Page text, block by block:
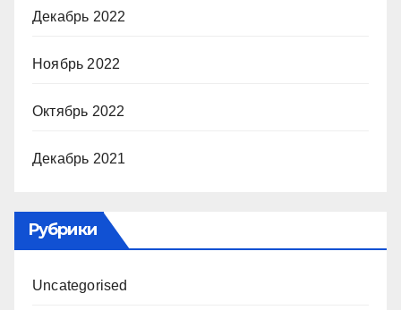
Декабрь 2022
Ноябрь 2022
Октябрь 2022
Декабрь 2021
Рубрики
Uncategorised